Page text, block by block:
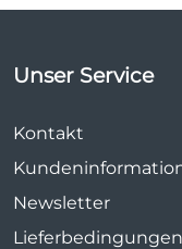
Unser Service
Kontakt
Newsletter
Lieferbedingungen